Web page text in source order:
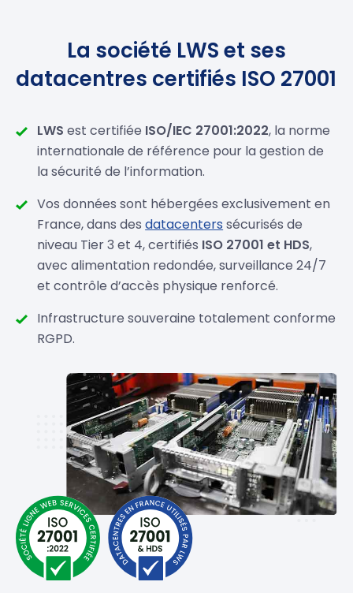
La société LWS et ses
datacentres certifiés ISO 27001
LWS est certifiée ISO/IEC 27001:2022, la norme
internationale de référence pour la gestion de
la sécurité de l’information.
Vos données sont hébergées exclusivement en
France, dans desdatacenters sécurisés de
niveau Tier 3 et 4, certifiés ISO 27001 et HDS,
avec alimentation redondée, surveillance 24/7
et contrôle d’accès physique renforcé.
Infrastructure souveraine totalement conforme
RGPD.